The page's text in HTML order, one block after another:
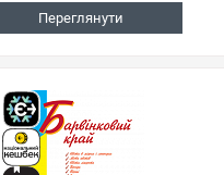
Переглянути